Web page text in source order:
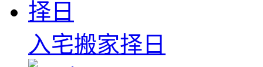
入宅搬家择日